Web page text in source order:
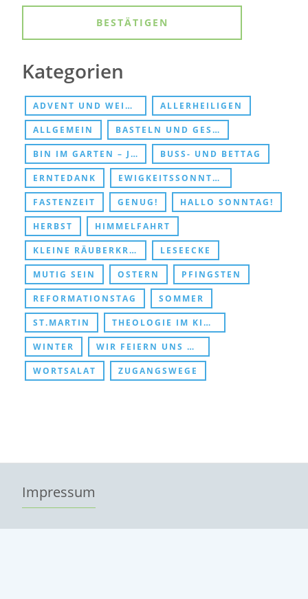
Kategorien
ADVENT UND WEIHNACHTEN ALLERHEILIGEN
ALLGEMEIN BASTELN UND GESCHENKE
BIN IM GARTEN – JESUS TREFFEN BUSS- UND BETTAG
ERNTEDANK EWIGKEITSSONNTAG UND ABSCHIED
FASTENZEIT GENUG! HALLO SONNTAG!
HERBST HIMMELFAHRT
KLEINE RÄUBERKRIPPE LESEECKE
MUTIG SEIN OSTERN PFINGSTEN
REFORMATIONSTAG SOMMER
ST.MARTIN THEOLOGIE IM KINDERZIMMER
WINTER WIR FEIERN UNS DURCHS KIRCHENJAHR
WORTSALAT ZUGANGSWEGE
Impressum